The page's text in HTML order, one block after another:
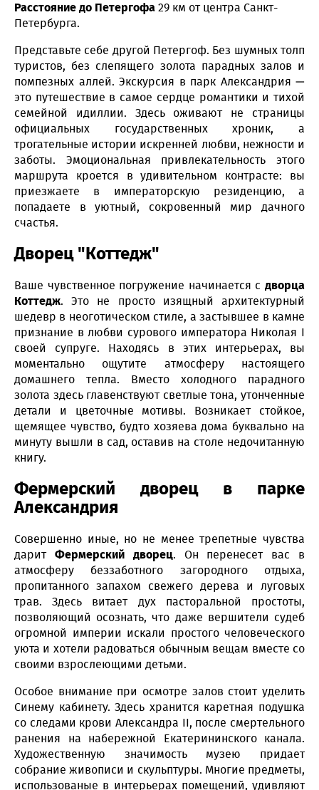
Расстояние до Петергофа 29 км от центра Санкт-
Петербурга.
Представьте себе другой Петергоф. Без шумных толп
туристов, без слепящего золота парадных залов и
помпезных аллей. Экскурсия в парк Александрия —
это путешествие в самое сердце романтики и тихой
семейной идиллии. Здесь оживают не страницы
официальных государственных хроник, а
трогательные истории искренней любви, нежности и
заботы. Эмоциональная привлекательность этого
маршрута кроется в удивительном контрасте: вы
приезжаете в императорскую резиденцию, а
попадаете в уютный, сокровенный мир дачного
счастья.
Дворец "Коттедж"
Ваше чувственное погружение начинается с дворца
Коттедж. Это не просто изящный архитектурный
шедевр в неоготическом стиле, а застывшее в камне
признание в любви сурового императора Николая I
своей супруге. Находясь в этих интерьерах, вы
моментально ощутите атмосферу настоящего
домашнего тепла. Вместо холодного парадного
золота здесь главенствуют светлые тона, утонченные
детали и цветочные мотивы. Возникает стойкое,
щемящее чувство, будто хозяева дома буквально на
минуту вышли в сад, оставив на столе недочитанную
книгу.
Фермерский дворец в парке
Александрия
Совершенно иные, но не менее трепетные чувства
дарит Фермерский дворец. Он перенесет вас в
атмосферу беззаботного загородного отдыха,
пропитанного запахом свежего дерева и луговых
трав. Здесь витает дух пасторальной простоты,
позволяющий осознать, что даже вершители судеб
огромной империи искали простого человеческого
уюта и хотели радоваться обычным вещам вместе со
своими взрослеющими детьми.
Особое внимание при осмотре залов стоит уделить
Синему кабинету. Здесь хранится каретная подушка
со следами крови Александра II, после смертельного
ранения на набережной Екатерининского канала.
Художественную значимость музею придает
собрание живописи и скульптуры. Многие предметы,
использованые в интерьерах помещений, удивляют